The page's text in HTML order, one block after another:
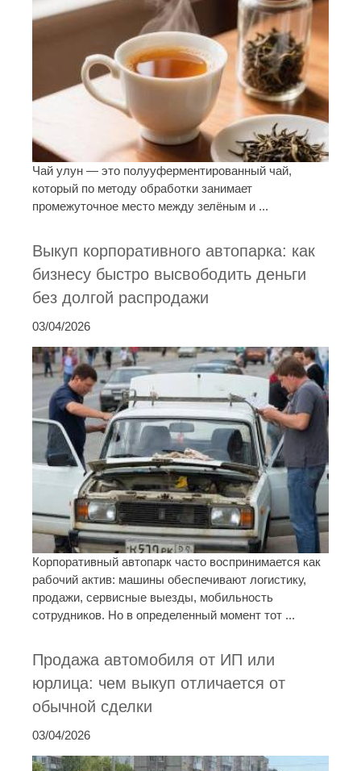
Чай улун — это полууферментированный чай,
который по методу обработки занимает
промежуточное место между зелёным и ...
Выкуп корпоративного автопарка: как
бизнесу быстро высвободить деньги
без долгой распродажи
03/04/2026
Корпоративный автопарк часто воспринимается как
рабочий актив: машины обеспечивают логистику,
продажи, сервисные выезды, мобильность
сотрудников. Но в определенный момент тот ...
Продажа автомобиля от ИП или
юрлица: чем выкуп отличается от
обычной сделки
03/04/2026